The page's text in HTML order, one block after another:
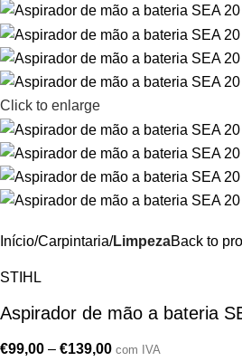
Click to enlarge
Início Carpintaria LimpezaBack to
STIHL
Aspirador de mão a bateria
€99,00 – €139,00 com IVA